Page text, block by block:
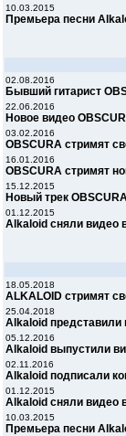
10.03.2015
Премьера песни
02.08.2016
Бывший гитарист
22.06.2016
Новое видео
03.02.2016
OBSCURA стримят
16.01.2016
OBSCURA стримят
15.12.2015
Новый трек
01.12.2015
Alkaloid сняли видео
18.05.2018
ALKALOID стримят
25.04.2018
Alkaloid
05.12.2016
Alkaloid выпустили
02.11.2016
Alkaloid подписали
01.12.2015
Alkaloid сняли видео
10.03.2015
Премьера песни